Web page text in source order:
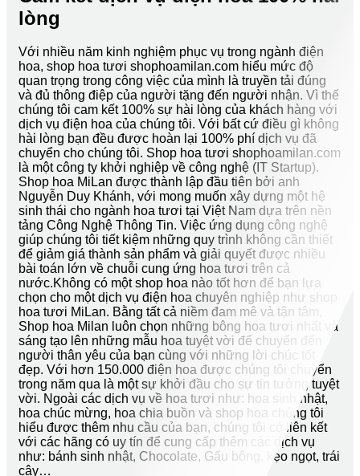
lòng
Với nhiều năm kinh nghiệm phục vụ trong ngành điện
hoa, shop hoa tươi shophoamilan.com hiểu mức độ
quan trọng trong công việc của mình là truyền tải đúng
và đủ thông điệp của người tặng đến người nhận. Vì thế
chúng tôi cam kết 100% sự hài lòng của khách hàng với
dịch vụ điện hoa của chúng tôi. Với bất cứ điều gì không
hài lòng bạn đều được hoàn lại 100% phí dịch vụ đã
chuyển cho chúng tôi. Shop hoa tươi shophoamilan.com
là một công ty khởi nghiệp về công nghệ (IT Startup).
Shop hoa MiLan được thành lập đầu tiên bởi anh
Nguyễn Duy Khánh, với mong muốn xây dựng một hệ
sinh thái cho ngành hoa tươi tại Việt Nam dựa trên nền
tảng Công Nghệ Thông Tin. Việc ứng dụng công nghệ
giúp chúng tôi tiết kiệm những quy trình không cần thiết
để giảm giá thành sản phẩm và giải quyết được nhiều
bài toán lớn về chuỗi cung ứng hoa tươi trên cả
nước.Không có một shop hoa nào tốt hơn để bạn lựa
chọn cho một dịch vụ điện hoa chuyên nghiệp như shop
hoa tươi MiLan. Bằng tất cả niềm đam mê và tận tâm,
Shop hoa Milan luôn chọn những bông hoa tươi nhất và
sáng tạo lên những mẫu hoa tuyệt vời để chuyển đến
người thân yêu của bạn cùng với những lời chúc tốt
đẹp. Với hơn 150.000 điện hoa được chúng tôi chuyển
trong năm qua là một sự khởi đầu cho sự tin tưởng tuyệt
vời. Ngoài các dịch vụ về hoa tươi như: hoa sinh nhật,
hoa chúc mừng, hoa chia buồn và shop hoa chúng tôi
hiểu được thêm nhu cầu của bạn, chúng tôi có liên kết
với các hãng có uy tín để cung cấp thêm các dịch vụ
như: bánh sinh nhật, Chocolate, Gấu bông, kẹo ngọt, trái
cây…